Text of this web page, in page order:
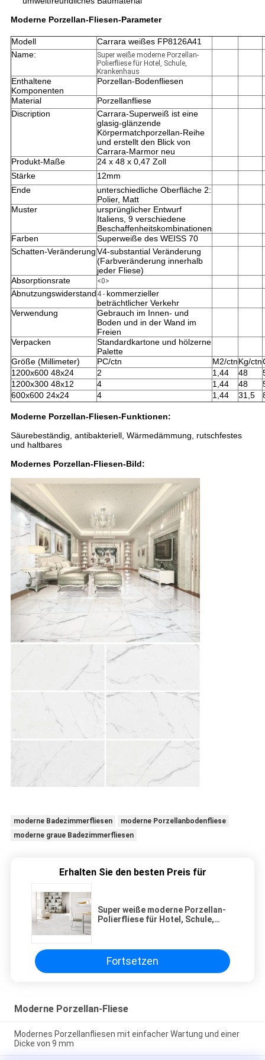
Moderne Porzellan-Fliesen-Parameter
Modell
Carrara weißes FP8126A41
Name:
Super weiße moderne Porzellan-
Polierfliese für Hotel, Schule,
Krankenhaus
Enthaltene
Komponenten
Porzellan-Bodenfliesen
Material
Porzellanfliese
Discription
Carrara-Superweiß ist eine
glasig-glänzende
Körpermatchporzellan-Reihe
und erstellt den Blick von
Carrara-Marmor neu
Produkt-Maße
24 x 48 x 0,47 Zoll
Stärke
12mm
Ende
unterschiedliche Oberfläche 2:
Polier, Matt
Muster
ursprünglicher Entwurf
Italiens, 9 verschiedene
Beschaffenheitskombinationen
Farben
Superweiße des WEISS 70
Schatten-VeränderungV4-substantial Veränderung
(Farbveränderung innerhalb
jeder Fliese)
Absorptionsrate
<0>
Abnutzungswiderstand 4 - kommerzieller
beträchtlicher Verkehr
Verwendung
Gebrauch im Innen- und
Boden und in der Wand im
Freien
Verpacken
Standardkartone und hölzerne
Palette
Größe (Millimeter)
PC/ctn M2/ctnKg/ctn
1200x600 48x24
2 1,44 48
1200x300 48x12
4 1,44 48
600x600 24x24
4 1,44 31,5
Moderne Porzellan-Fliesen-Funktionen:
Säurebeständig, antibakteriell, Wärmedämmung, rutschfestes
und haltbares
Modernes Porzellan-Fliesen-Bild:
moderne Badezimmerfliesen
moderne Porzellanbodenfliese
moderne graue Badezimmerfliesen
Erhalten Sie den besten Preis für
Super weiße moderne Porzellan-
Polierfliese für Hotel, Schule,
Fortsetzen
Moderne Porzellan-Fliese
Modernes Porzellanfliesen mit einfacher Wartung und einer
Dicke von 9 mm